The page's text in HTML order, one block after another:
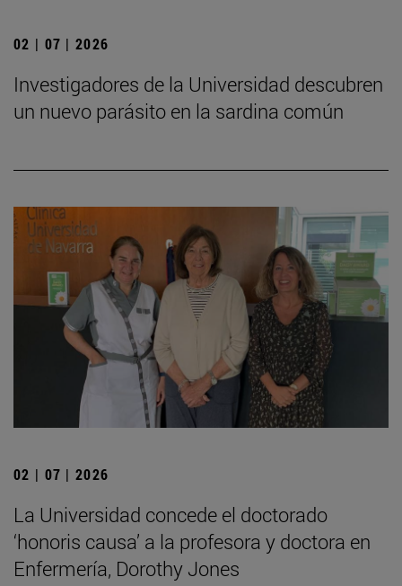
02 | 07 | 2026
Investigadores de la Universidad descubren
un nuevo parásito en la sardina común
02 | 07 | 2026
La Universidad concede el doctorado
‘honoris causa’ a la profesora y doctora en
Enfermería, Dorothy Jones